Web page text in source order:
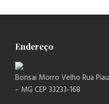
Endereço
Bonsai Morro Velho Rua
– MG CEP 33233-168